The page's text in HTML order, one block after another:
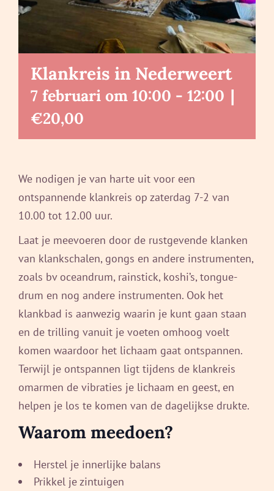
Klankreis in Nederweert
7 februari om 10:00 - 12:00 |
€20,00
We nodigen je van harte uit voor een
ontspannende klankreis op zaterdag 7-2 van
10.00 tot 12.00 uur.
Laat je meevoeren door de rustgevende klanken
van klankschalen, gongs en andere instrumenten,
zoals bv oceandrum, rainstick, koshi’s, tongue-
drum en nog andere instrumenten. Ook het
klankbad is aanwezig waarin je kunt gaan staan
en de trilling vanuit je voeten omhoog voelt
komen waardoor het lichaam gaat ontspannen.
Terwijl je ontspannen ligt tijdens de klankreis
omarmen de vibraties je lichaam en geest, en
helpen je los te komen van de dagelijkse drukte.
Waarom meedoen?
Herstel je innerlijke balans
Prikkel je zintuigen